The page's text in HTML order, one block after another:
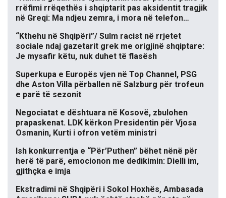
rrëfimi rrëqethës i shqiptarit pas aksidentit tragjik
në Greqi: Ma ndjeu zemra, i mora në telefon…
“Kthehu në Shqipëri”/ Sulm racist në rrjetet
sociale ndaj gazetarit grek me origjinë shqiptare:
Je mysafir këtu, nuk duhet të flasësh
Superkupa e Europës vjen në Top Channel, PSG
dhe Aston Villa përballen në Salzburg për trofeun
e parë të sezonit
Negociatat e dështuara në Kosovë, zbulohen
prapaskenat. LDK kërkon Presidentin për Vjosa
Osmanin, Kurti i ofron vetëm ministri
Ish konkurrentja e “Për’Puthen” bëhet nënë për
herë të parë, emocionon me dedikimin: Dielli im,
gjithçka e imja
Ekstradimi në Shqipëri i Sokol Hoxhës, Ambasada